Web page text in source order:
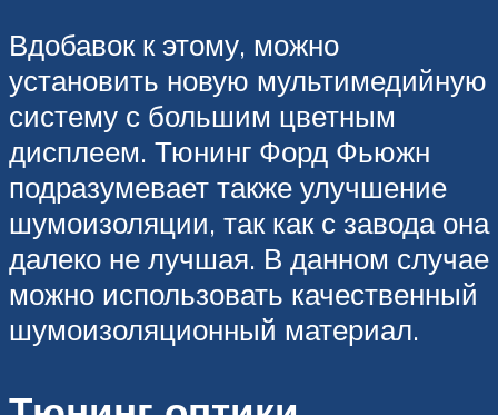
Вдобавок к этому, можно
установить новую мультимедийную
систему с большим цветным
дисплеем. Тюнинг Форд Фьюжн
подразумевает также улучшение
шумоизоляции, так как с завода она
далеко не лучшая. В данном случае
можно использовать качественный
шумоизоляционный материал.